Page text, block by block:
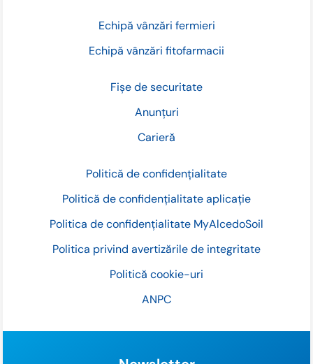
Fișe de securitate
Anunțuri
Carieră
Politică de confidențialitate
Politică de confidențialitate aplicație
Politica de confidențialitate MyAlcedoSoil
Politica privind avertizările de integritate
Politică cookie-uri
ANPC
Echipă vânzări fermieri
Echipă vânzări fitofarmacii